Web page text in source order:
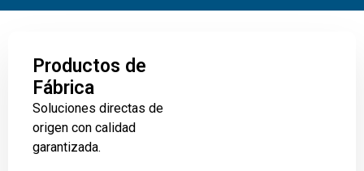
Productos de
Fábrica
Soluciones directas de
origen con calidad
garantizada.